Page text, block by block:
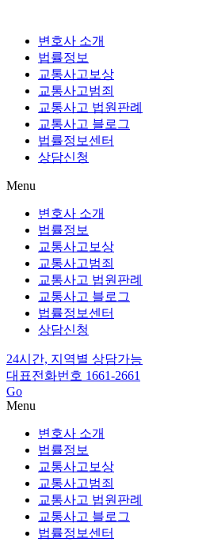
content변호사 소개
법률정보
교통사고보상
교통사고범죄
교통사고 법원판례
교통사고 블로그
법률정보센터
상담신청
Menu
변호사 소개
법률정보
교통사고보상
교통사고범죄
교통사고 법원판례
교통사고 블로그
법률정보센터
상담신청
24시간, 지역별 상담가능
대표전화번호 1661-2661
Go
Menu
변호사 소개
법률정보
교통사고보상
교통사고범죄
교통사고 법원판례
교통사고 블로그
법률정보센터